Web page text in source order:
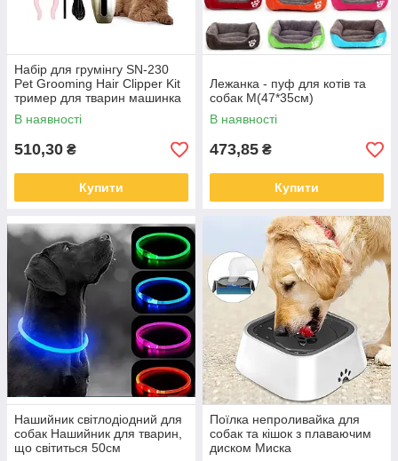
Набір для грумінгу SN-230
Pet Grooming Hair Clipper Kit
тример для тварин машинка
для стрижки собак та котів
В наявності
510,30 ₴
Купити
Лежанка - пуф для котів та
собак M(47*35см)
В наявності
473,85 ₴
Купити
Нашийник світлодіодний для
собак Нашийник для тварин,
що світиться 50см
Поїлка непроливайка для
собак та кішок з плаваючим
диском Миска